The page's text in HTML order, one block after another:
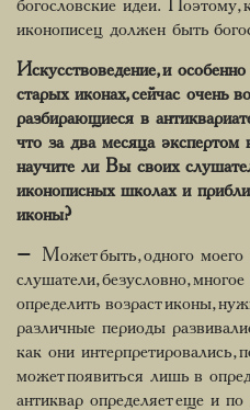
богословские идеи. Поэтому,
иконописец должен быть
Искусствоведение, и
старых иконах, сейчас очень
разбирающиеся в
что за два месяца экспертом
научите ли Вы своих
иконописных школах и
иконы?
– Может быть, одного моего
слушатели, безусловно,
определить возраст иконы,
различные периоды
как они интерпретировались,
может появиться лишь в
антиквар определяет еще и